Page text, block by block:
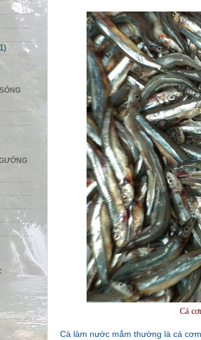
Cá
Cá làm nước mắm thường là cá